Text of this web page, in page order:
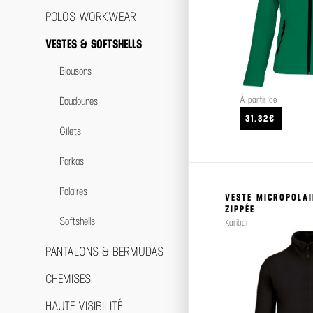
Chaussures
Serviettes éponge
Serviettes microfibre
POLOS WORKWEAR
VESTES & SOFTSHELLS
Blousons
Doudounes
Gilets
Parkas
Polaires
Softshells
PANTALONS & BERMUDAS
CHEMISES
HAUTE VISIBILITÉ
À partir de
31.32€
VESTE
ZIPPÉE
Kariban